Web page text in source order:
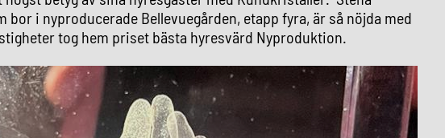
bor i nyproducerade Bellevuegården, etapp fyra, är så nöjda med
tog hem priset bästa hyresvärd Nyproduktion.